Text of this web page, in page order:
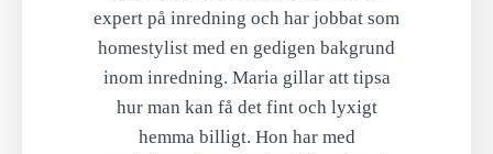
expert på inredning och har jobbat som
homestylist med en gedigen bakgrund
inom inredning. Maria gillar att tipsa
hur man kan få det fint och lyxigt
hemma billigt. Hon har med